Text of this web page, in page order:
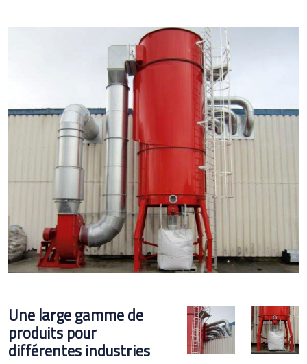
Une large gamme de
produits pour
différentes industries